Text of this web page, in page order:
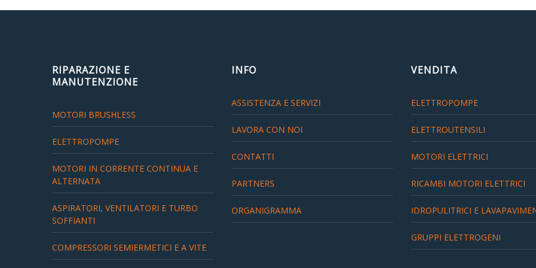
RIPARAZIONE E
MANUTENZIONE
MOTORI BRUSHLESS
ELETTROPOMPE
MOTORI IN CORRENTE CONTINUA E
ALTERNATA
ASPIRATORI, VENTILATORI E TURBO
SOFFIANTI
COMPRESSORI SEMIERMETICI E A VITE
INFO
ASSISTENZA E SERVIZI
LAVORA CON NOI
CONTATTI
PARTNERS
ORGANIGRAMMA
VENDITA
ELETTROPOMPE
ELETTROUTENSILI
MOTORI ELETTRICI
RICAMBI MOTORI ELETTRICI
IDROPULITRICI E
GRUPPI ELETTROGENI